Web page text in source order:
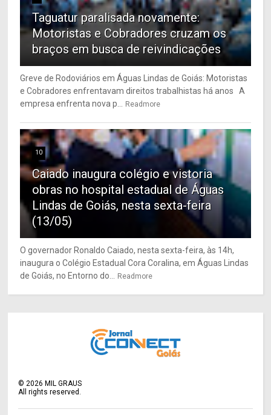
Taguatur paralisada novamente:
Motoristas e Cobradores cruzam os
braços em busca de reivindicações
Greve de Rodoviários em Águas Lindas de Goiás: Motoristas
e Cobradores enfrentavam direitos trabalhistas há anos A
empresa enfrenta nova p...
Readmore
10
Caiado inaugura colégio e vistoria
obras no hospital estadual de Águas
Lindas de Goiás, nesta sexta-feira
(13/05)
O governador Ronaldo Caiado, nesta sexta-feira, às 14h,
inaugura o Colégio Estadual Cora Coralina, em Águas Lindas
de Goiás, no Entorno do...
Readmore
© 2026 MIL GRAUS
All rights reserved.